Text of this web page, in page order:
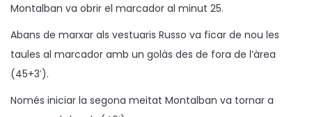
a
d
o
e
2
0
5
a
d
e
Montalban va obrir el marcador al minut 25.
Abans de marxar als vestuaris Russo va ficar de nou les
taules al marcador amb un golàs des de fora de l’àrea
(45+3′).
Només iniciar la segona meitat Montalban va tornar a